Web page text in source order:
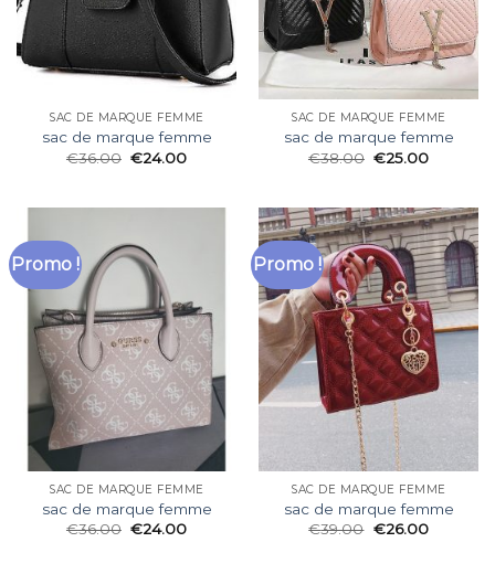
SAC DE MARQUE FEMME
sac de marque femme
€36.00 €24.00
SAC DE MARQUE FEMME
sac de marque femme
€38.00 €25.00
Promo !
SAC DE MARQUE FEMME
sac de marque femme
€36.00 €24.00
Promo !
SAC DE MARQUE FEMME
sac de marque femme
€39.00 €26.00